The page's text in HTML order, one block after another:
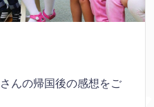
んの帰国後の感想をご